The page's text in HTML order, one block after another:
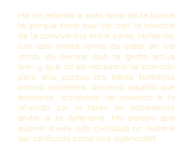
Me he referido a este tema de la buena
fe, porque tiene que ver con la esencia
de la convivencia entre seres humanos,
con esa innata forma de creer en los
otros, de pensar que la gente actúa
bien y que no es necesaria la coerción
para ello, porque los seres humanos
somos solidarios, decimos aquello que
sentimos, actuamos de acuerdo a lo
ofrecido, por lo tanto no deberíamos
andar a la defensiva. Me parece que
aspirar a esa vida civilizada no debería
ser calificada como una ingenuidad.